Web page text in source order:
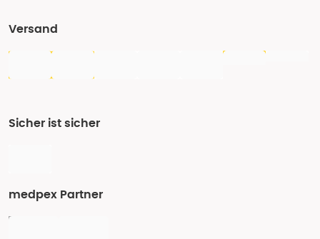
Versand
Sicher ist sicher
medpex Partner